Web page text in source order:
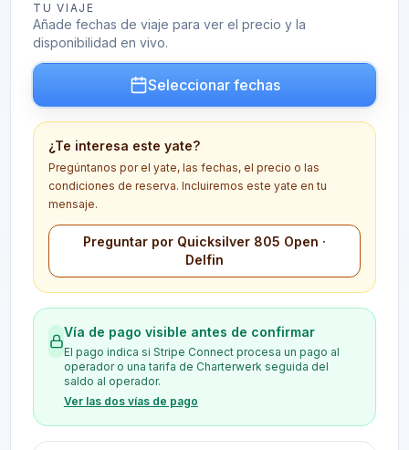
TU VIAJE
Añade fechas de viaje para ver el precio y la
disponibilidad en vivo.
Seleccionar fechas
¿Te interesa este yate?
Pregúntanos por el yate, las fechas, el precio o las
condiciones de reserva. Incluiremos este yate en tu
mensaje.
Preguntar por Quicksilver 805 Open ·
Delfin
Vía de pago visible antes de confirmar
El pago indica si Stripe Connect procesa un pago al
operador o una tarifa de Charterwerk seguida del
saldo al operador.
Ver las dos vías de pago